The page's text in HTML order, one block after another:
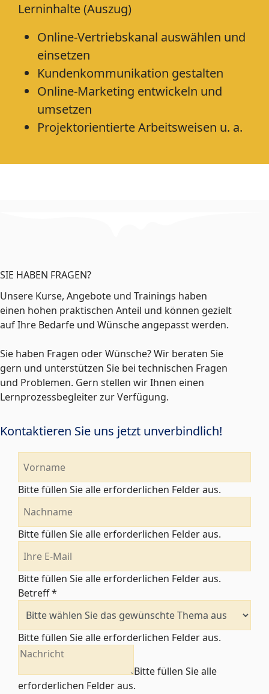
Lerninhalte (Auszug)
Online-Vertriebskanal auswählen und
einsetzen
Kundenkommunikation gestalten
Online-Marketing entwickeln und
umsetzen
Projektorientierte Arbeitsweisen u. a.
SIE HABEN FRAGEN?
Unsere Kurse, Angebote und Trainings haben
einen hohen praktischen Anteil und können gezielt
auf Ihre Bedarfe und Wünsche angepasst werden.
Sie haben Fragen oder Wünsche? Wir beraten Sie
gern und unterstützen Sie bei technischen Fragen
und Problemen. Gern stellen wir Ihnen einen
Lernprozessbegleiter zur Verfügung.
Kontaktieren Sie uns jetzt unverbindlich!
Bitte füllen Sie alle erforderlichen Felder aus.
Bitte füllen Sie alle erforderlichen Felder aus.
Bitte füllen Sie alle erforderlichen Felder aus.
Betreff*
Bitte füllen Sie alle erforderlichen Felder aus.
Bitte füllen Sie alle
erforderlichen Felder aus.